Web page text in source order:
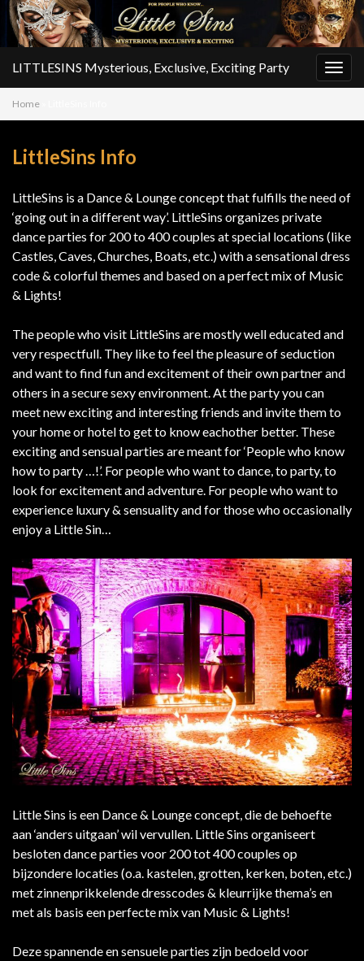
LITTLESINS Mysterious, Exclusive, Exciting Party
Home
LittleSins Info
LittleSins is a Dance & Lounge concept that fulfills the need of
‘going out in a different way’. LittleSins organizes private
dance parties for 200 to 400 couples at special locations (like
Castles, Caves, Churches, Boats, etc.) with a sensational dress
code & colorful themes and based on a perfect mix of Music
& Lights!
The people who visit LittleSins are mostly well educated and
very respectfull. They like to feel the pleasure of seduction
and want to find fun and excitement of their own partner and
others in a secure sexy environment. At the party you can
meet new exciting and interesting friends and invite them to
your home or hotel to get to know eachother better. These
exciting and sensual parties are meant for ‘People who know
how to party …!’. For people who want to dance, to party, to
look for excitement and adventure. For people who want to
experience luxury & sensuality and for those who occasionally
enjoy a Little Sin…
Little Sins is een Dance & Lounge concept, die de behoefte
aan ‘anders uitgaan’ wil vervullen. Little Sins organiseert
besloten dance parties voor 200 tot 400 couples op
bijzondere locaties (o.a. kastelen, grotten, kerken, boten, etc.)
met zinnenprikkelende dresscodes & kleurrijke thema’s en
met als basis een perfecte mix van Music & Lights!
Deze spannende en sensuele parties zijn bedoeld voor